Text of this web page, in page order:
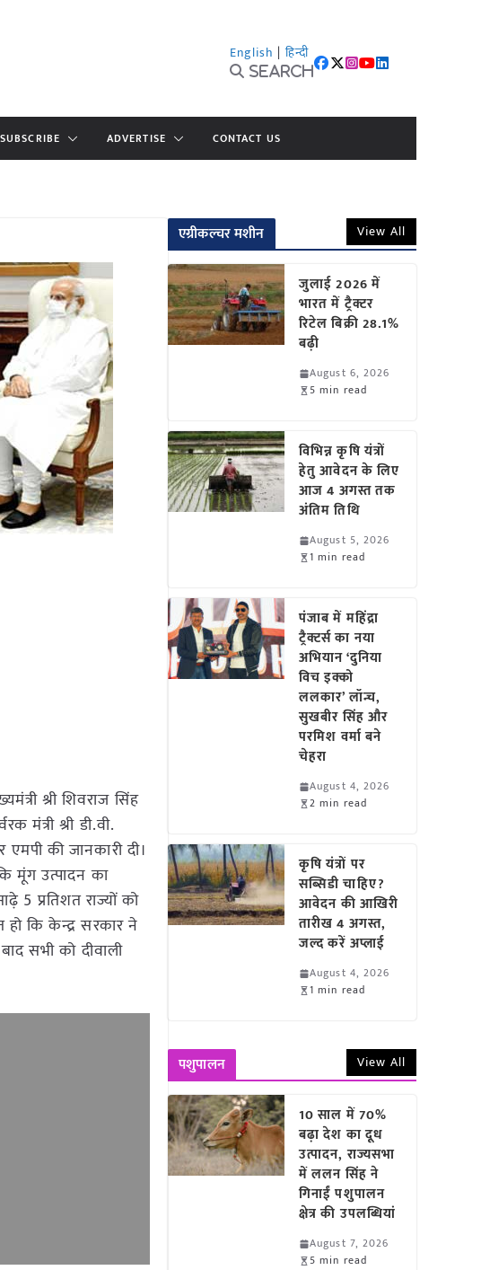
English | हिन्दी
Search
SUBSCRIBE ADVERTISE CONTACT US
श्री शिवराज सिंह
मंत्री श्री डी.वी.
की जानकारी दी।
मूंग उत्पादन का
5 प्रतिशत राज्यों को
कि केन्द्र सरकार ने
सभी को दीवाली
एग्रीकल्चर मशीन View All
जुलाई 2026 में
भारत में ट्रैक्टर
रिटेल बिक्री 28.1%
बढ़ी
August 6, 2026
5 min read
विभिन्न कृषि यंत्रों
हेतु आवेदन के लिए
आज 4 अगस्त तक
अंतिम तिथि
August 5, 2026
1 min read
पंजाब में महिंद्रा
ट्रैक्टर्स का नया
अभियान ‘दुनिया
विच इक्को
ललकार’ लॉन्च,
सुखबीर सिंह और
परमिश वर्मा बने
चेहरा
August 4, 2026
2 min read
कृषि यंत्रों पर
सब्सिडी चाहिए?
आवेदन की आखिरी
तारीख 4 अगस्त,
जल्द करें अप्लाई
August 4, 2026
1 min read
पशुपालन View All
10 साल में 70%
बढ़ा देश का दूध
उत्पादन, राज्यसभा
में ललन सिंह ने
गिनाईं पशुपालन
क्षेत्र की उपलब्धियां
August 7, 2026
5 min read